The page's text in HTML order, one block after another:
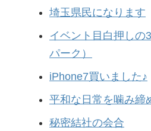
埼玉県民になります
イベント目白押しの
パーク）
iPhone7買いました♪
平和な日常を噛み締
秘密結社の会合